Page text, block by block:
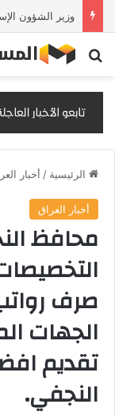
بحث عن
الرئيسية / أخبار
أخبار العراق
محافظ
صرف
الجهات
تقديم
النجفي.